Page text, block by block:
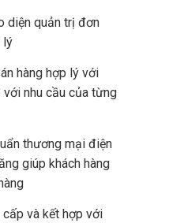
diện quản trị đơn
lý
hàng hợp lý với
nhu cầu của từng
thương mại điện
giúp khách hàng
cấp và kết hợp với